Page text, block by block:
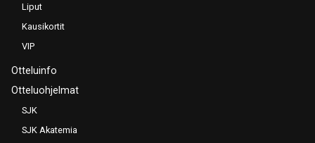
Liput
Kausikortit
VIP
Otteluinfo
Otteluohjelmat
SJK
SJK Akatemia